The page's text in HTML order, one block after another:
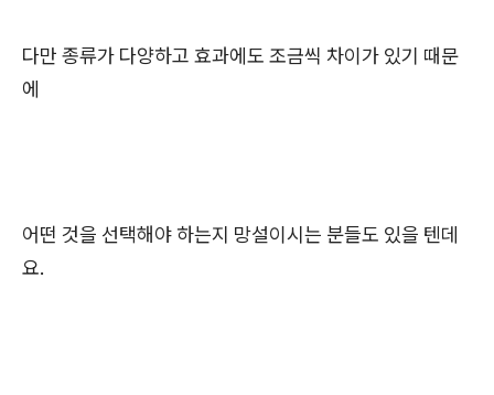
다만 종류가 다양하고 효과에도 조금씩 차이가 있기 때문
에
어떤 것을 선택해야 하는지 망설이시는 분들도 있을 텐데
요.